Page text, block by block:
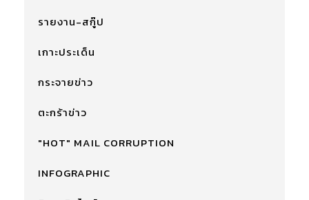
รายงาน-สกู๊ป
เกาะประเด็น
กระจายข่าว
ตะกร้าข่าว
"HOT" MAIL CORRUPTION
INFOGRAPHIC